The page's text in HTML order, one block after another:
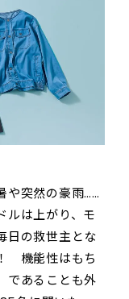
や突然の豪雨……
ルは上がり、モ
日の救世主とな
機能性はもち
であることも外